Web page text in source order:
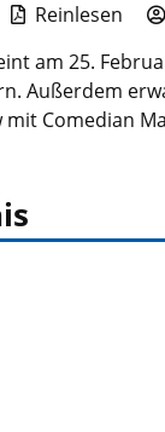
Reinlesen
am 25.
Außerdem
Comedian